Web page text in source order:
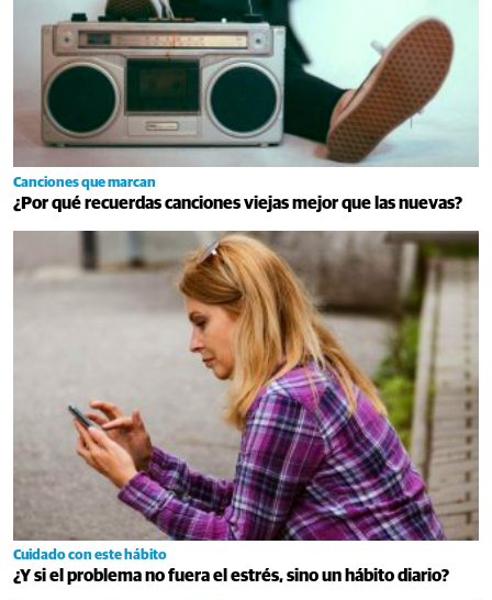
Canciones que marcan
¿Por qué recuerdas canciones viejas mejor que las nuevas?
Cuidado con este hábito
¿Y si el problema no fuera el estrés, sino un hábito diario?